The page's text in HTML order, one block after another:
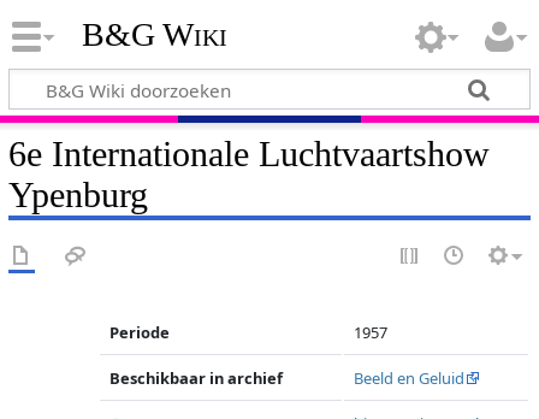
B&G Wiki
6e Internationale Luchtvaartshow
Ypenburg
Periode 1957
Beschikbaar in archief Beeld en Geluid